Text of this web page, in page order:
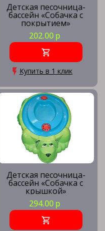
Детская песочница-
бассейн «Собачка с
покрытием»
202.00 р
Купить в 1 клик
Детская песочница-
бассейн «Собачка с
крышкой»
294.00 р